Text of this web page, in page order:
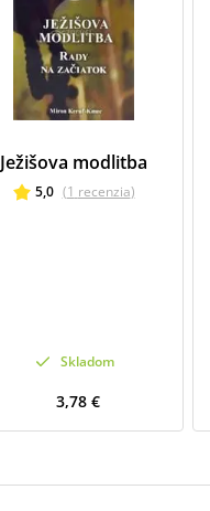
Ježišova modlitba
5,0 (1 recenzia)
Skladom
3,78 €